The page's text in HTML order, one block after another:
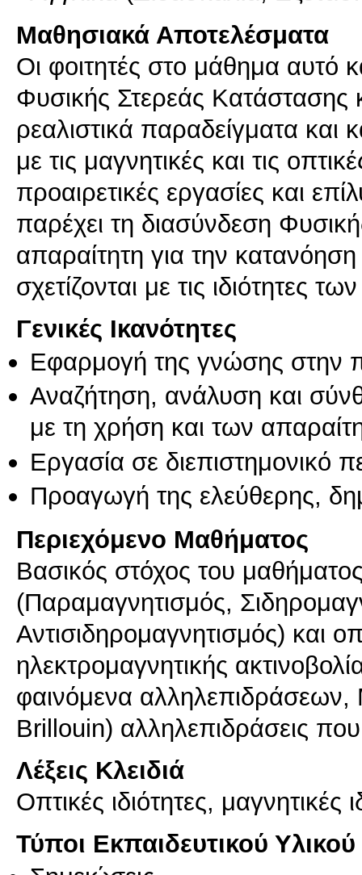
Μαθησιακά Αποτελέσματα
Οι φοιτητές στο μάθημα αυτό
Φυσικής Στερεάς Κατάστασης
ρεαλιστικά παραδείγματα και
με τις μαγνητικές και τις
προαιρετικές εργασίες και
παρέχει τη διασύνδεση
απαραίτητη για την
σχετίζονται με τις ιδιότητες
Γενικές Ικανότητες
Εφαρμογή της γνώσης στην
Αναζήτηση, ανάλυση και
με τη χρήση και των
Εργασία σε διεπιστημονικό
Προαγωγή της ελεύθερης,
Περιεχόμενο Μαθήματος
Βασικός στόχος του μαθήματος
(Παραμαγνητισμός,
Αντισιδηρομαγνητισμός) και
ηλεκτρομαγνητικής
φαινόμενα
Brillouin) αλληλεπιδράσεις
Λέξεις Κλειδιά
Οπτικές ιδιότητες, μαγνητικές
Τύποι Εκπαιδευτικού Υλικού